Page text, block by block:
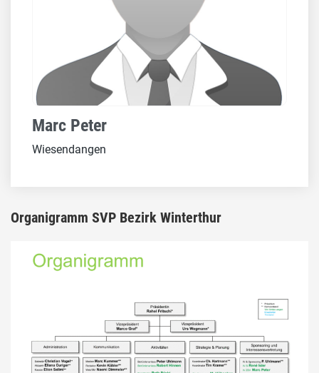
Marc Peter
Wiesendangen
Organigramm SVP Bezirk Winterthur